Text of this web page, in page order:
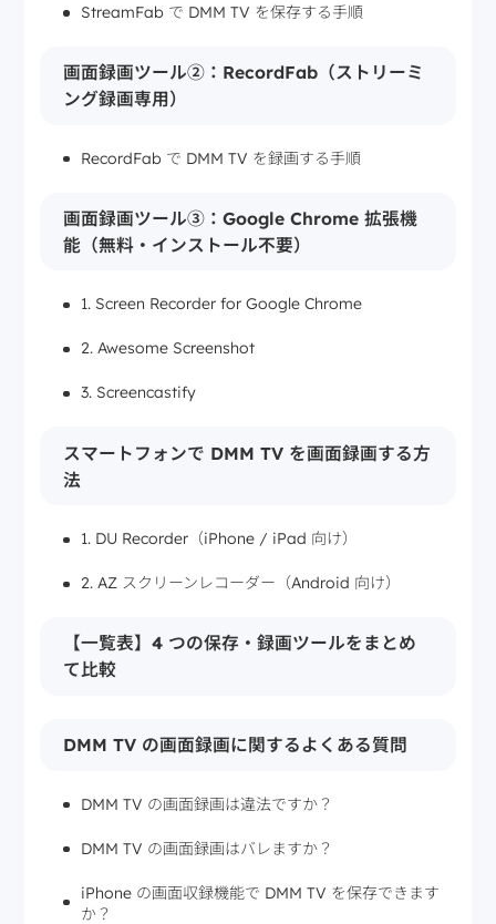
StreamFab で DMM TV を保存する手順
画面録画ツール②：RecordFab（ストリーミ
ング録画専用）
RecordFab で DMM TV を録画する手順
画面録画ツール③：Google Chrome 拡張機
能（無料・インストール不要）
1. Screen Recorder for Google Chrome
2. Awesome Screenshot
3. Screencastify
スマートフォンで DMM TV を画面録画する方
法
1. DU Recorder（iPhone / iPad 向け）
2. AZ スクリーンレコーダー（Android 向け）
【一覧表】4 つの保存・録画ツールをまとめ
て比較
DMM TV の画面録画に関するよくある質問
DMM TV の画面録画は違法ですか？
DMM TV の画面録画はバレますか？
iPhone の画面収録機能で DMM TV を保存できます
か？